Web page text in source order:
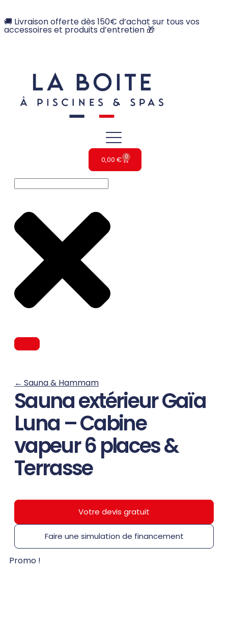
🚚 Livraison offerte dès 150€ d’achat sur tous vos
accessoires et produits d’entretien 🎁
0,00 € 0
Promo !
← Sauna & Hammam
Sauna extérieur Gaïa
Luna – Cabine
vapeur 6 places &
Terrasse
Votre devis gratuit
Faire une simulation de financement